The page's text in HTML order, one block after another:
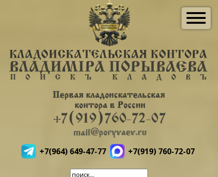
+7(964) 649-47-77 +7(919) 760-72-07